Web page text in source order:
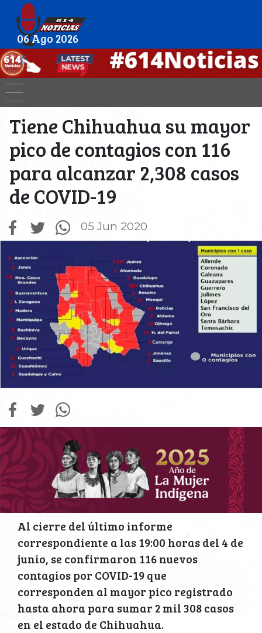
06 Ago 2026
Tiene Chihuahua su mayor
pico de contagios con 116
para alcanzar 2,308 casos
de COVID-19
05 Jun 2020
Al cierre del último informe
correspondiente a las 19:00 horas del 4 de
junio, se confirmaron 116 nuevos
contagios por COVID-19 que
corresponden al mayor pico registrado
hasta ahora para sumar 2 mil 308 casos
en el estado de Chihuahua.